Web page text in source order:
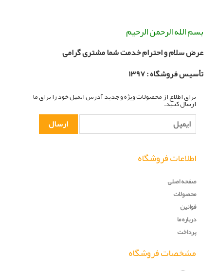
بسم الله الرحمن الرحیم
عرض سلام و احترام خدمت شما مشتری گرامی
تأسیس فروشگاه :
۱۳۹۷
برای اطلاع از محصولات ویژه و جدید آدرس ایمیل خود را برای ما
ارسال کنید.
اطلاعات فروشگاه
صفحه اصلی
محصولات
قوانین
درباره ما
پرداخت
مشخصات فروشگاه